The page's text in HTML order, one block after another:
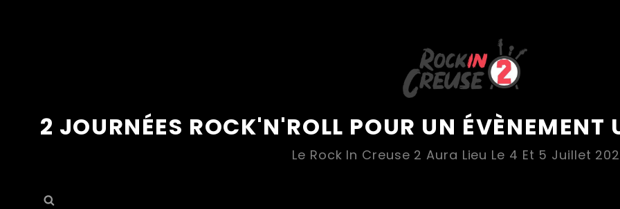
2 JOURNÉES ROCK'N'ROLL POUR UN ÉVÈNEMENT
Le Rock In Creuse 2 Aura Lieu Le 4 Et 5 Juillet
Search
Search